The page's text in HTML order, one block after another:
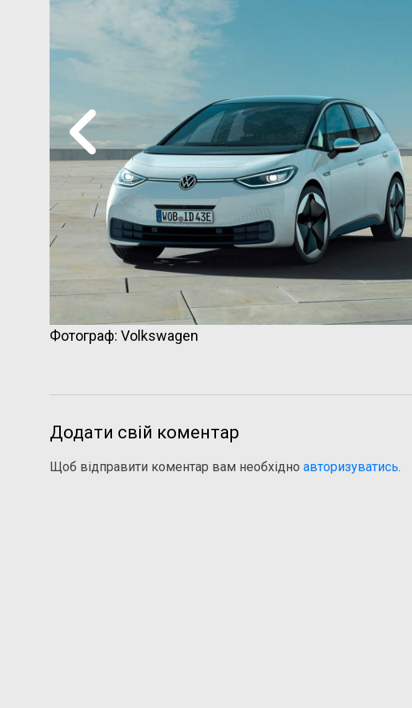
Фотограф: Volkswagen
Додати свій коментар
Щоб відправити коментар вам необхідно авторизуватись.